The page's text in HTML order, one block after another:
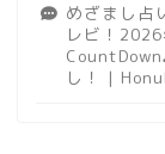
めざまし占
レビ！
し！ |